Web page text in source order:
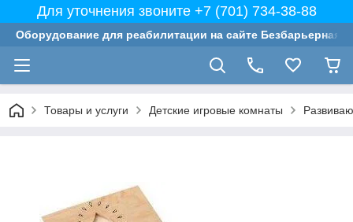
Для уточнения звоните +7 (701) 734-38-88
Оборудование для реабилитации на сайте Безбарьерная
Товары и услуги Детские игровые комнаты